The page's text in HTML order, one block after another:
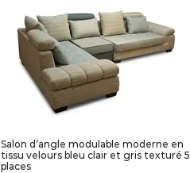
Salon d’angle modulable moderne en
tissu velours bleu clair et gris texturé 5
places